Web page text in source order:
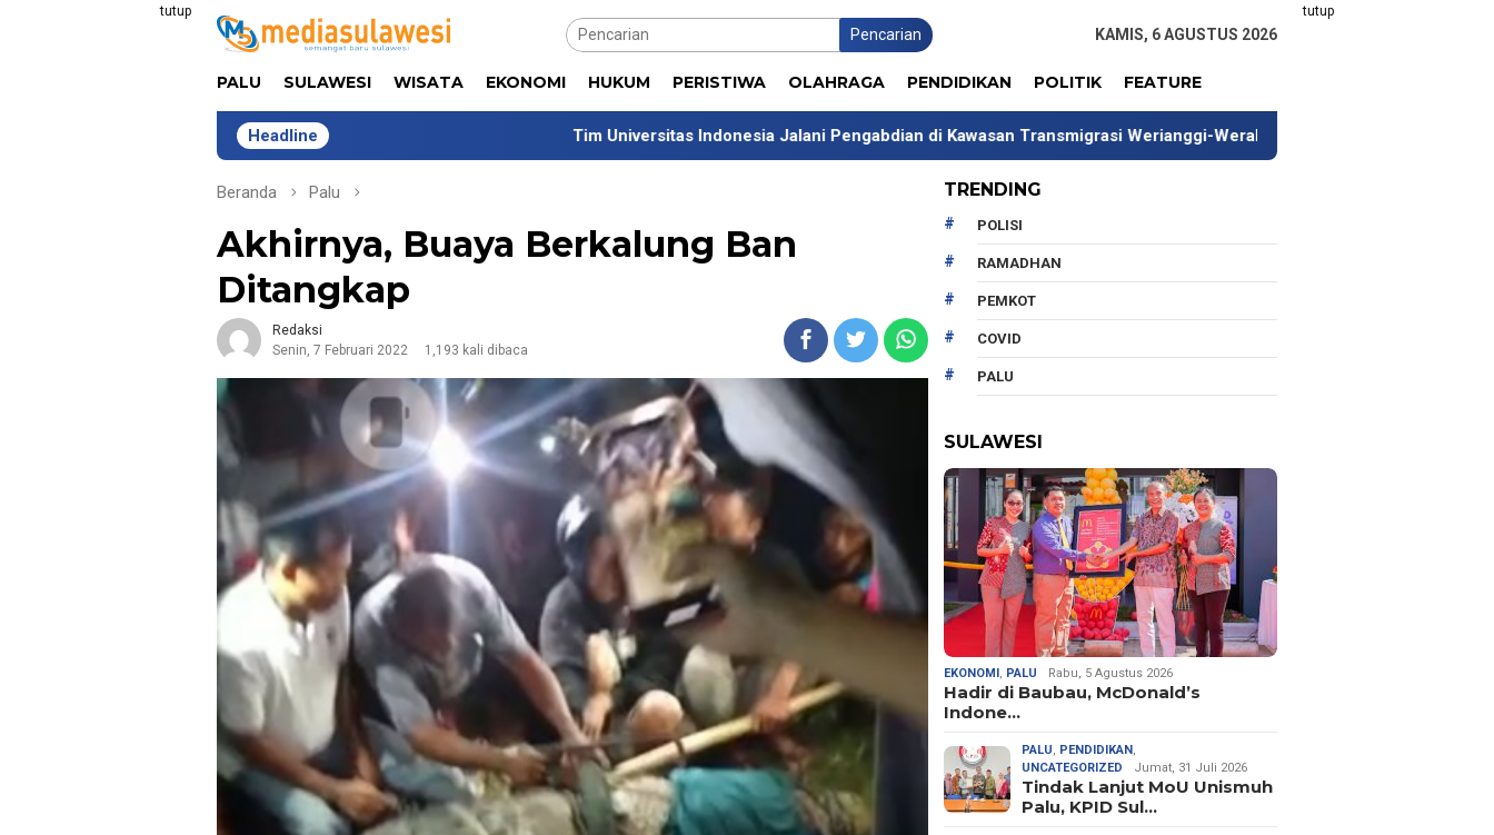
tutup tutup
Pencarian KAMIS, 6 AGUSTUS 2026
PALU SULAWESI WISATA EKONOMI HUKUM PERISTIWA OLAHRAGA PENDIDIKAN POLITIK FEATURE
Headline Tim Universitas Indonesia Jalani Pengabdian di Kawasan Transmigrasi Werianggi-Werabur Papua Barat
Beranda Palu
Akhirnya, Buaya Berkalung Ban
Ditangkap
Redaksi
Senin, 7 Februari 2022
1,193 kali dibaca
TRENDING
POLISI
RAMADHAN
PEMKOT
COVID
PALU
SULAWESI
EKONOMI, PALU Rabu, 5 Agustus 2026
Hadir di Baubau, McDonald’s
Indone…
PALU, PENDIDIKAN,
UNCATEGORIZED
Jumat, 31 Juli 2026
Tindak Lanjut MoU Unismuh
Palu, KPID Sul…